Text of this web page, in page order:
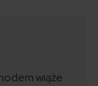
wiąże